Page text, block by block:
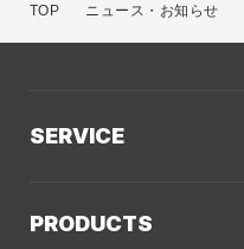
TOP ニュース・お知らせ
SERVICE
PRODUCTS